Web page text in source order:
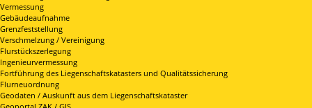
Vermessung
Gebäudeaufnahme
Grenzfeststellung
Verschmelzung / Vereinigung
Flurstückszerlegung
Ingenieurvermessung
Fortführung des Liegenschaftskatasters und Qualitätssicherung
Flurneuordnung
Geodaten / Auskunft aus dem Liegenschaftskataster